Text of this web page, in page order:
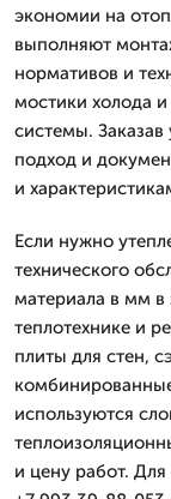
экономии на
выполняют
нормативов и
мостики холода
системы.
подход и
и
Если нужно
технического
материала в мм в
теплотехнике и
плиты для стен,
используются
и цену работ.